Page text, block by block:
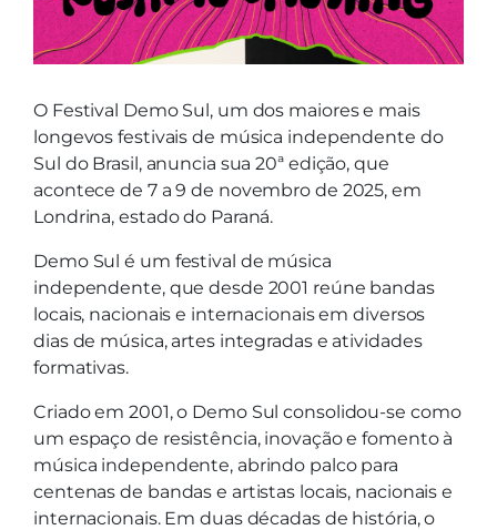
O Festival Demo Sul, um dos maiores e mais
longevos festivais de música independente do
Sul do Brasil, anuncia sua 20ª edição, que
acontece de 7 a 9 de novembro de 2025, em
Londrina, estado do Paraná.
Demo Sul é um festival de música
independente, que desde 2001 reúne bandas
locais, nacionais e internacionais em diversos
dias de música, artes integradas e atividades
formativas.
Criado em 2001, o Demo Sul consolidou-se como
um espaço de resistência, inovação e fomento à
música independente, abrindo palco para
centenas de bandas e artistas locais, nacionais e
internacionais. Em duas décadas de história, o